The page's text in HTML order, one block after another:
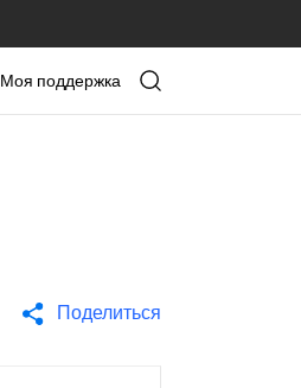
Моя поддержка
Поделиться